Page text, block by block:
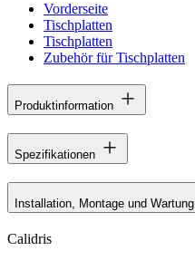
Vorderseite
Tischplatten
Tischplatten
Zubehör für Tischplatten
Produktinformation
Spezifikationen
Installation, Montage und Wartung
Calidris